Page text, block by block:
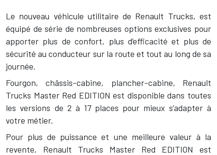
Le nouveau véhicule utilitaire de Renault Trucks, est
équipé de série de nombreuses options exclusives pour
apporter plus de confort, plus d’efficacité et plus de
sécurité au conducteur sur la route et tout au long de sa
journée.
Fourgon, châssis-cabine, plancher-cabine, Renault
Trucks Master Red EDITION est disponible dans toutes
les versions de 2 à 17 places pour mieux s’adapter à
votre métier.
Pour plus de puissance et une meilleure valeur à la
revente, Renault Trucks Master Red EDITION est